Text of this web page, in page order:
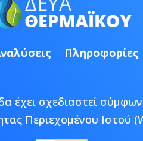
Πληροφορίες
έχει σχεδιαστεί
Περιεχομένου Ιστού